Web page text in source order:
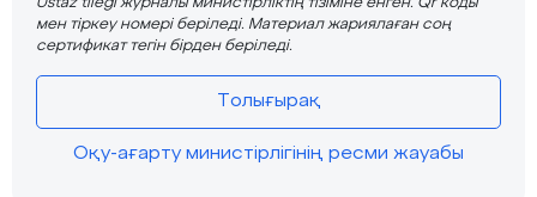
мен тіркеу номері беріледі. Материал жариялаған соң
сертификат тегін бірден беріледі.
Толығырақ
Оқу-ағарту министірлігінің ресми жауабы